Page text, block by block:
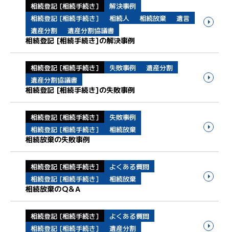
相続登記 [相続手続き]
解決事例
相続登記 [相続手続き]
相続人 相続放棄
遺言
遺産分割
遺産分割協議書
相続登記 [相続手続き]の解決事例
相続登記 [相続手続き] 失敗事例
遺産分割
遺産分割協議書
相続登記 [相続手続き]の失敗事例
相続登記 [相続手続き]
失敗事例
相続登記 [相続手続き]
相続放棄
相続放棄の失敗事例
相続登記 [相続手続き]
よくある質問
相続登記 [相続手続き]
相続放棄
相続放棄のＱ&Ａ
相続登記 [相続手続き]
よくある質問
相続登記 [相続手続き]
遺産分割